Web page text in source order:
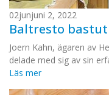
02junjuni 2, 2022
Baltresto
Joern Kahn, ägaren av
delade med sig av sin
Läs mer